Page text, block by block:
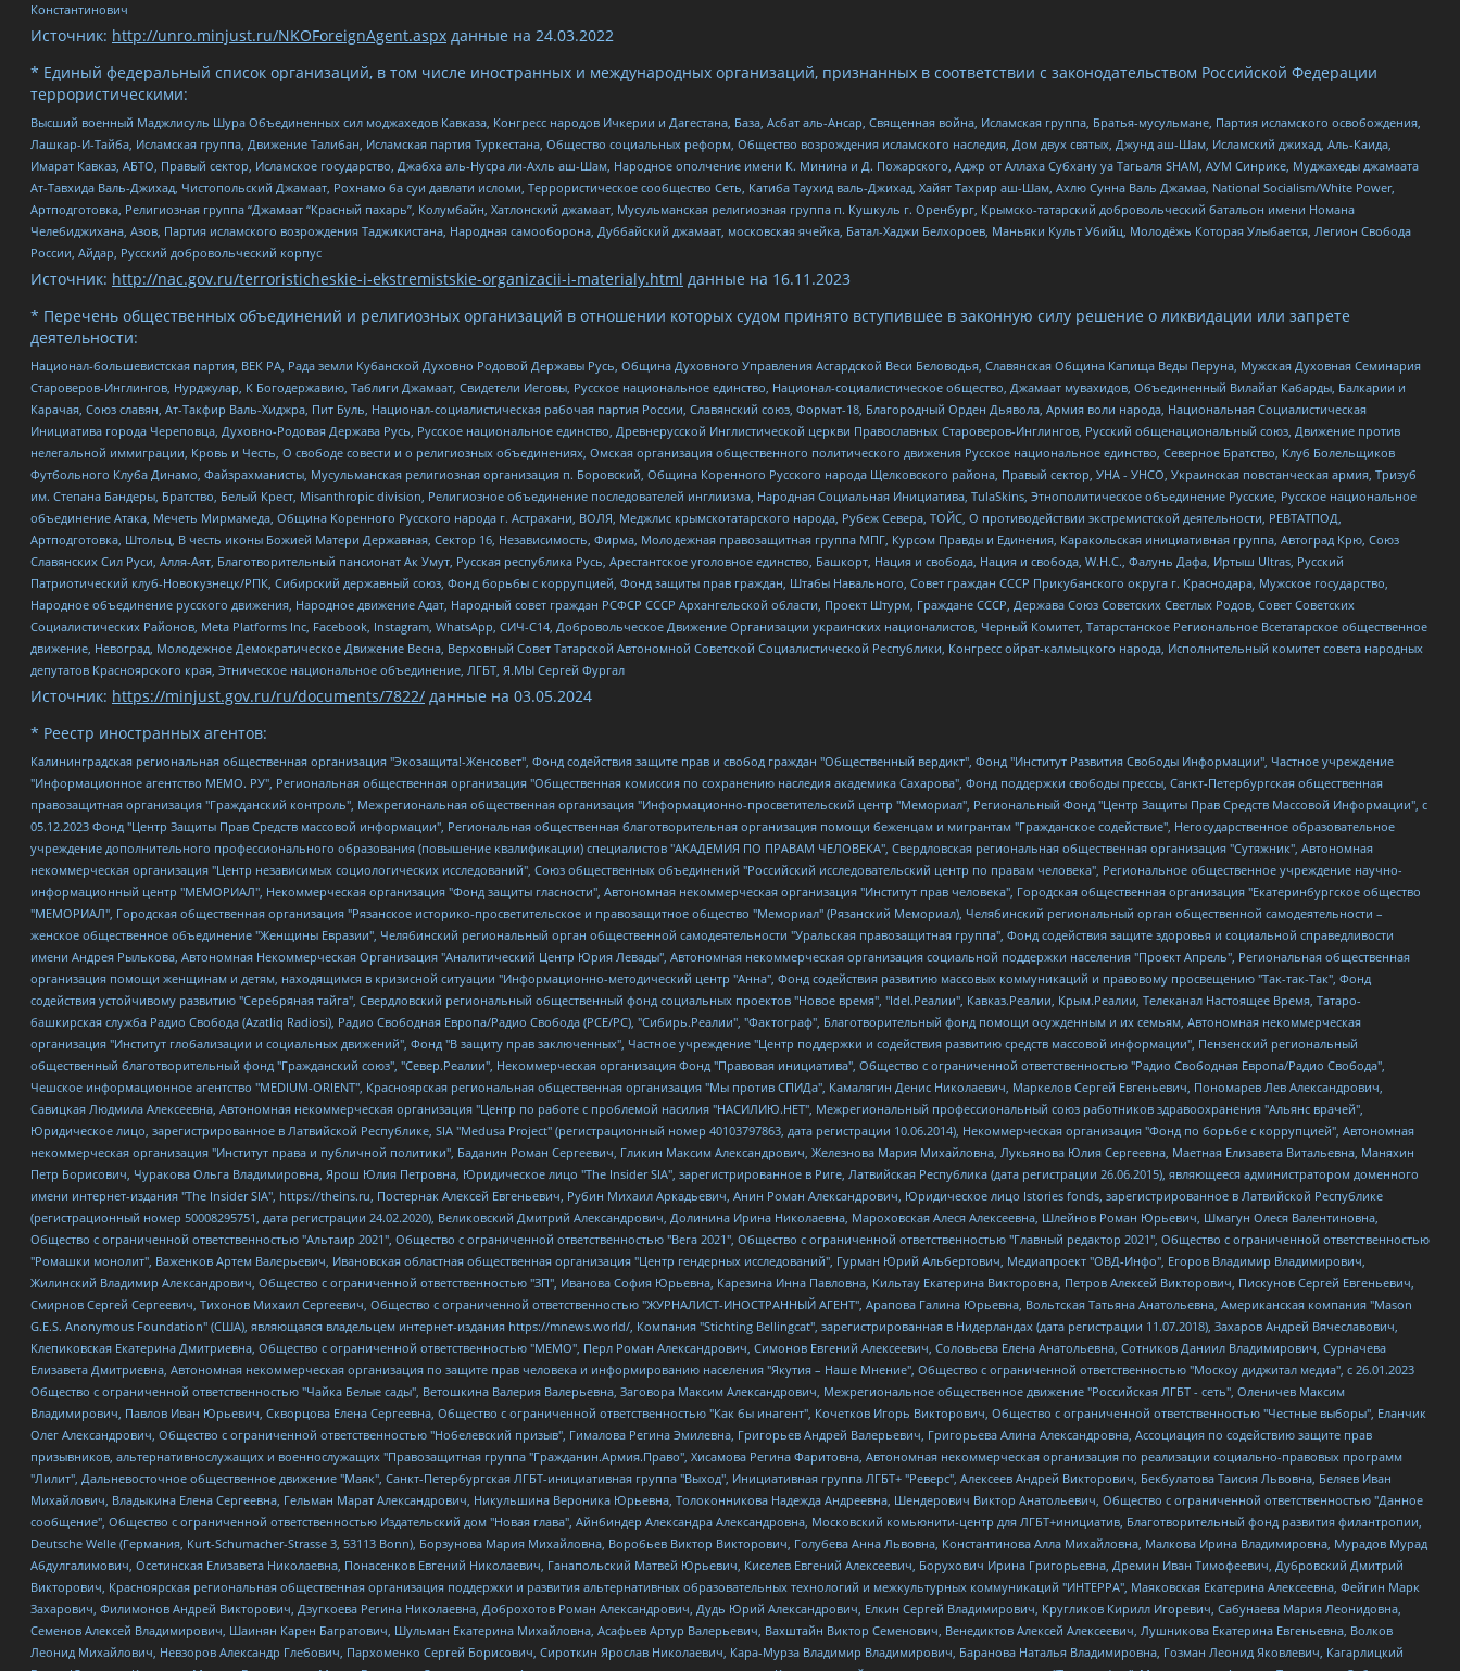
Константинович
Источник: http://unro.minjust.ru/NKOForeignAgent.aspx данные на 24.03.2022
* Единый федеральный список организаций, в том числе иностранных и международных организаций, признанных в соответствии с законодательством Российской Федерации
террористическими:
Высший военный Маджлисуль Шура Объединенных сил моджахедов Кавказа, Конгресс народов Ичкерии и Дагестана, База, Асбат аль-Ансар, Священная война, Исламская группа, Братья-мусульмане, Партия исламского освобождения,
Лашкар-И-Тайба, Исламская группа, Движение Талибан, Исламская партия Туркестана, Общество социальных реформ, Общество возрождения исламского наследия, Дом двух святых, Джунд аш-Шам, Исламский джихад, Аль-Каида,
Имарат Кавказ, АБТО, Правый сектор, Исламское государство, Джабха аль-Нусра ли-Ахль аш-Шам, Народное ополчение имени К. Минина и Д. Пожарского, Аджр от Аллаха Субхану уа Тагьаля SHAM, АУМ Синрике, Муджахеды джамаата
Ат-Тавхида Валь-Джихад, Чистопольский Джамаат, Рохнамо ба суи давлати исломи, Террористическое сообщество Сеть, Катиба Таухид валь-Джихад, Хайят Тахрир аш-Шам, Ахлю Сунна Валь Джамаа, National Socialism/White Power,
Артподготовка, Религиозная группа “Джамаат “Красный пахарь”, Колумбайн, Хатлонский джамаат, Мусульманская религиозная группа п. Кушкуль г. Оренбург, Крымско-татарский добровольческий батальон имени Номана
Челебиджихана, Азов, Партия исламского возрождения Таджикистана, Народная самооборона, Дуббайский джамаат, московская ячейка, Батал-Хаджи Белхороев, Маньяки Культ Убийц, Молодёжь Которая Улыбается, Легион Свобода
России, Айдар, Русский добровольческий корпус
Источник: http://nac.gov.ru/terroristicheskie-i-ekstremistskie-organizacii-i-materialy.html данные на 16.11.2023
* Перечень общественных объединений и религиозных организаций в отношении которых судом принято вступившее в законную силу решение о ликвидации или запрете
деятельности:
Национал-большевистская партия, ВЕК РА, Рада земли Кубанской Духовно Родовой Державы Русь, Община Духовного Управления Асгардской Веси Беловодья, Славянская Община Капища Веды Перуна, Мужская Духовная Семинария
Староверов-Инглингов, Нурджулар, К Богодержавию, Таблиги Джамаат, Свидетели Иеговы, Русское национальное единство, Национал-социалистическое общество, Джамаат мувахидов, Объединенный Вилайат Кабарды, Балкарии и
Карачая, Союз славян, Ат-Такфир Валь-Хиджра, Пит Буль, Национал-социалистическая рабочая партия России, Славянский союз, Формат-18, Благородный Орден Дьявола, Армия воли народа, Национальная Социалистическая
Инициатива города Череповца, Духовно-Родовая Держава Русь, Русское национальное единство, Древнерусской Инглистической церкви Православных Староверов-Инглингов, Русский общенациональный союз, Движение против
нелегальной иммиграции, Кровь и Честь, О свободе совести и о религиозных объединениях, Омская организация общественного политического движения Русское национальное единство, Северное Братство, Клуб Болельщиков
Футбольного Клуба Динамо, Файзрахманисты, Мусульманская религиозная организация п. Боровский, Община Коренного Русского народа Щелковского района, Правый сектор, УНА - УНСО, Украинская повстанческая армия, Тризуб
им. Степана Бандеры, Братство, Белый Крест, Misanthropic division, Религиозное объединение последователей инглиизма, Народная Социальная Инициатива, TulaSkins, Этнополитическое объединение Русские, Русское национальное
объединение Атака, Мечеть Мирмамеда, Община Коренного Русского народа г. Астрахани, ВОЛЯ, Меджлис крымскотатарского народа, Рубеж Севера, ТОЙС, О противодействии экстремистской деятельности, РЕВТАТПОД,
Артподготовка, Штольц, В честь иконы Божией Матери Державная, Сектор 16, Независимость, Фирма, Молодежная правозащитная группа МПГ, Курсом Правды и Единения, Каракольская инициативная группа, Автоград Крю, Союз
Славянских Сил Руси, Алля-Аят, Благотворительный пансионат Ак Умут, Русская республика Русь, Арестантское уголовное единство, Башкорт, Нация и свобода, Нация и свобода, W.H.С., Фалунь Дафа, Иртыш Ultras, Русский
Патриотический клуб-Новокузнецк/РПК, Сибирский державный союз, Фонд борьбы с коррупцией, Фонд защиты прав граждан, Штабы Навального, Совет граждан СССР Прикубанского округа г. Краснодара, Мужское государство,
Народное объединение русского движения, Народное движение Адат, Народный совет граждан РСФСР СССР Архангельской области, Проект Штурм, Граждане СССР, Держава Союз Советских Светлых Родов, Совет Советских
Социалистических Районов, Meta Platforms Inc, Facebook, Instagram, WhatsApp, СИЧ-С14, Добровольческое Движение Организации украинских националистов, Черный Комитет, Татарстанское Региональное Всетатарское общественное
движение, Невоград, Молодежное Демократическое Движение Весна, Верховный Совет Татарской Автономной Советской Социалистической Республики, Конгресс ойрат-калмыцкого народа, Исполнительный комитет совета народных
депутатов Красноярского края, Этническое национальное объединение, ЛГБТ, Я.МЫ Сергей Фургал
Источник: https://minjust.gov.ru/ru/documents/7822/ данные на 03.05.2024
* Реестр иностранных агентов:
Калининградская региональная общественная организация "Экозащита!-Женсовет", Фонд содействия защите прав и свобод граждан "Общественный вердикт", Фонд "Институт Развития Свободы Информации", Частное учреждение "Информационное агентство МЕМО. РУ", Региональная общественная организация "Общественная комиссия по сохранению наследия академика Сахарова", Фонд поддержки свободы прессы, Санкт-Петербургская общественная правозащитная организация "Гражданский контроль", Межрегиональная общественная организация "Информационно-просветительский центр "Мемориал", Региональный Фонд "Центр Защиты Прав Средств Массовой Информации", с 05.12.2023 Фонд "Центр Защиты Прав Средств массовой информации", Региональная общественная благотворительная организация помощи беженцам и мигрантам "Гражданское содействие", Негосударственное образовательное учреждение дополнительного профессионального образования (повышение квалификации) специалистов "АКАДЕМИЯ ПО ПРАВАМ ЧЕЛОВЕКА", Свердловская региональная общественная организация "Сутяжник", Автономная некоммерческая организация "Центр независимых социологических исследований", Союз общественных объединений "Российский исследовательский центр по правам человека", Региональное общественное учреждение научно-информационный центр "МЕМОРИАЛ", Некоммерческая организация "Фонд защиты гласности", Автономная некоммерческая организация "Институт прав человека", Городская общественная организация "Екатеринбургское общество "МЕМОРИАЛ", Городская общественная организация "Рязанское историко-просветительское и правозащитное общество "Мемориал" (Рязанский Мемориал), Челябинский региональный орган общественной самодеятельности – женское общественное объединение "Женщины Евразии", Челябинский региональный орган общественной самодеятельности "Уральская правозащитная группа", Фонд содействия защите здоровья и социальной справедливости имени Андрея Рылькова, Автономная Некоммерческая Организация "Аналитический Центр Юрия Левады", Автономная некоммерческая организация социальной поддержки населения "Проект Апрель", Региональная общественная организация помощи женщинам и детям, находящимся в кризисной ситуации "Информационно-методический центр "Анна", Фонд содействия развитию массовых коммуникаций и правовому просвещению "Так-так-Так", Фонд содействия устойчивому развитию "Серебряная тайга", Свердловский региональный общественный фонд социальных проектов "Новое время", "Idel.Реалии", Кавказ.Реалии, Крым.Реалии, Телеканал Настоящее Время, Татаро-башкирская служба Радио Свобода (Azatliq Radiosi), Радио Свободная Европа/Радио Свобода (PCE/PC), "Сибирь.Реалии", "Фактограф", Благотворительный фонд помощи осужденным и их семьям, Автономная некоммерческая организация "Институт глобализации и социальных движений", Фонд "В защиту прав заключенных", Частное учреждение "Центр поддержки и содействия развитию средств массовой информации", Пензенский региональный общественный благотворительный фонд "Гражданский союз", "Север.Реалии", Некоммерческая организация Фонд "Правовая инициатива", Общество с ограниченной ответственностью "Радио Свободная Европа/Радио Свобода", Чешское информационное агентство "MEDIUM-ORIENT", Красноярская региональная общественная организация "Мы против СПИДа", Камалягин Денис Николаевич, Маркелов Сергей Евгеньевич, Пономарев Лев Александрович, Савицкая Людмила Алексеевна, Автономная некоммерческая организация "Центр по работе с проблемой насилия "НАСИЛИЮ.НЕТ", Межрегиональный профессиональный союз работников здравоохранения "Альянс врачей", Юридическое лицо, зарегистрированное в Латвийской Республике, SIA "Medusa Project" (регистрационный номер 40103797863, дата регистрации 10.06.2014), Некоммерческая организация "Фонд по борьбе с коррупцией", Автономная некоммерческая организация "Институт права и публичной политики", Баданин Роман Сергеевич, Гликин Максим Александрович, Железнова Мария Михайловна, Лукьянова Юлия Сергеевна, Маетная Елизавета Витальевна, Маняхин Петр Борисович, Чуракова Ольга Владимировна, Ярош Юлия Петровна, Юридическое лицо "The Insider SIA", зарегистрированное в Риге, Латвийская Республика (дата регистрации 26.06.2015), являющееся администратором доменного имени интернет-издания "The Insider SIA", https://theins.ru, Постернак Алексей Евгеньевич, Рубин Михаил Аркадьевич, Анин Роман Александрович, Юридическое лицо Istories fonds, зарегистрированное в Латвийской Республике (регистрационный номер 50008295751, дата регистрации 24.02.2020), Великовский Дмитрий Александрович, Долинина Ирина Николаевна, Мароховская Алеся Алексеевна, Шлейнов Роман Юрьевич, Шмагун Олеся Валентиновна, Общество с ограниченной ответственностью "Альтаир 2021", Общество с ограниченной ответственностью "Вега 2021", Общество с ограниченной ответственностью "Главный редактор 2021", Общество с ограниченной ответственностью "Ромашки монолит", Важенков Артем Валерьевич, Ивановская областная общественная организация "Центр гендерных исследований", Гурман Юрий Альбертович, Медиапроект "ОВД-Инфо", Егоров Владимир Владимирович, Жилинский Владимир Александрович, Общество с ограниченной ответственностью "ЗП", Иванова София Юрьевна, Карезина Инна Павловна, Кильтау Екатерина Викторовна, Петров Алексей Викторович, Пискунов Сергей Евгеньевич, Смирнов Сергей Сергеевич, Тихонов Михаил Сергеевич, Общество с ограниченной ответственностью "ЖУРНАЛИСТ-ИНОСТРАННЫЙ АГЕНТ", Арапова Галина Юрьевна, Вольтская Татьяна Анатольевна, Американская компания "Mason G.E.S. Anonymous Foundation" (США), являющаяся владельцем интернет-издания https://mnews.world/, Компания "Stichting Bellingcat", зарегистрированная в Нидерландах (дата регистрации 11.07.2018), Захаров Андрей Вячеславович, Клепиковская Екатерина Дмитриевна, Общество с ограниченной ответственностью "МЕМО", Перл Роман Александрович, Симонов Евгений Алексеевич, Соловьева Елена Анатольевна, Сотников Даниил Владимирович, Сурначева Елизавета Дмитриевна, Автономная некоммерческая организация по защите прав человека и информированию населения "Якутия – Наше Мнение", Общество с ограниченной ответственностью "Москоу диджитал медиа", с 26.01.2023 Общество с ограниченной ответственностью "Чайка Белые сады", Ветошкина Валерия Валерьевна, Заговора Максим Александрович, Межрегиональное общественное движение "Российская ЛГБТ - сеть", Оленичев Максим Владимирович, Павлов Иван Юрьевич, Скворцова Елена Сергеевна, Общество с ограниченной ответственностью "Как бы инагент", Кочетков Игорь Викторович, Общество с ограниченной ответственностью "Честные выборы", Еланчик Олег Александрович, Общество с ограниченной ответственностью "Нобелевский призыв", Гималова Регина Эмилевна, Григорьев Андрей Валерьевич, Григорьева Алина Александровна, Ассоциация по содействию защите прав призывников, альтернативнослужащих и военнослужащих "Правозащитная группа "Гражданин.Армия.Право", Хисамова Регина Фаритовна, Автономная некоммерческая организация по реализации социально-правовых программ "Лилит", Дальневосточное общественное движение "Маяк", Санкт-Петербургская ЛГБТ-инициативная группа "Выход", Инициативная группа ЛГБТ+ "Реверс", Алексеев Андрей Викторович, Бекбулатова Таисия Львовна, Беляев Иван Михайлович, Владыкина Елена Сергеевна, Гельман Марат Александрович, Никульшина Вероника Юрьевна, Толоконникова Надежда Андреевна, Шендерович Виктор Анатольевич, Общество с ограниченной ответственностью "Данное сообщение", Общество с ограниченной ответственностью Издательский дом "Новая глава", Айнбиндер Александра Александровна, Московский комьюнити-центр для ЛГБТ+инициатив, Благотворительный фонд развития филантропии, Deutsche Welle (Германия, Kurt-Schumacher-Strasse 3, 53113 Bonn), Борзунова Мария Михайловна, Воробьев Виктор Викторович, Голубева Анна Львовна, Константинова Алла Михайловна, Малкова Ирина Владимировна, Мурадов Мурад Абдулгалимович, Осетинская Елизавета Николаевна, Понасенков Евгений Николаевич, Ганапольский Матвей Юрьевич, Киселев Евгений Алексеевич, Борухович Ирина Григорьевна, Дремин Иван Тимофеевич, Дубровский Дмитрий Викторович, Красноярская региональная общественная организация поддержки и развития альтернативных образовательных технологий и межкультурных коммуникаций "ИНТЕРРА", Маяковская Екатерина Алексеевна, Фейгин Марк Захарович, Филимонов Андрей Викторович, Дзугкоева Регина Николаевна, Доброхотов Роман Александрович, Дудь Юрий Александрович, Елкин Сергей Владимирович, Кругликов Кирилл Игоревич, Сабунаева Мария Леонидовна, Семенов Алексей Владимирович, Шаинян Карен Багратович, Шульман Екатерина Михайловна, Асафьев Артур Валерьевич, Вахштайн Виктор Семенович, Венедиктов Алексей Алексеевич, Лушникова Екатерина Евгеньевна, Волков Леонид Михайлович, Невзоров Александр Глебович, Пархоменко Сергей Борисович, Сироткин Ярослав Николаевич, Кара-Мурза Владимир Владимирович, Баранова Наталья Владимировна, Гозман Леонид Яковлевич, Кагарлицкий Борис Юльевич, Климарев Михаил Валерьевич, Милов Владимир Станиславович, Автономная некоммерческая организация Краснодарский центр современного искусства "Типография", Моргенштерн Алишер Тагирович, Соболь Любовь Эдуардовна, Общество с ограниченной ответственностью "ЛИЗА НОРМ", Каспаров Гарри Кимович, Ходорковский Михаил Борисович, Общество с ограниченной ответственностью "Апрельские тезисы", Данилович Ирина Брониславовна, Кашин Олег Владимирович, Петров Николай Владимирович, Пивоваров Алексей Владимирович, Соколов Михаил Владимирович, Цветкова Юлия Владимировна, Чичваркин Евгений Александрович, Комитет против пыток/Команда против пыток, Общество с ограниченной ответственностью "Первый научный", Общество с ограниченной ответственностью "Вертолет и ко", Белоцерковская Вероника Борисовна, Кац Максим Евгеньевич, Лазарева Татьяна Юрьевна, Шаведдинов Руслан Табризович, Яшин Илья Валерьевич, Общество с ограниченной ответственностью "Иноагент ААВ", Алешковский Дмитрий Петрович, Альбац Евгения Марковна, Быков Дмитрий Львович, Галямина Юлия Евгеньевна, Лойко Сергей Леонидович, Мартынов Кирилл Константинович, Медведев Сергей Александрович, Крашенинников Федор Геннадиевич, Гордеева Катерина Вл